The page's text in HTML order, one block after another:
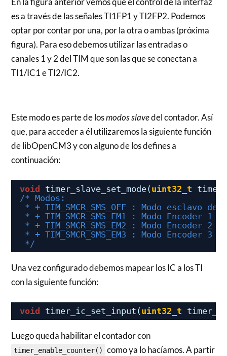
es a través de las señales TI1FP1 y TI2FP2. Podemos
optar por contar por una, por la otra o ambas (próxima
figura). Para eso debemos utilizar las entradas o
canales 1 y 2 del TIM que son las que se conectan a
TI1/IC1 e TI2/IC2.
Este modo es parte de losmodos slavedel contador. Así
que, para acceder a él utilizaremos la siguiente función
de libOpenCM3 y con alguno de los defines a
continuación:
void timer_slave_set_mode( uint32_t
/* Modos:
* + TIM_SMCR_SMS_OFF : Modo esclavo
* + TIM_SMCR_SMS_EM1 : Modo Encoder
* + TIM_SMCR_SMS_EM2 : Modo Encoder
* + TIM_SMCR_SMS_EM3 : Modo Encoder 3
*/
Una vez configurado debemos mapear los IC a los TI
con la siguiente función:
void timer_ic_set_input( uint32_t
Luego queda habilitar el contador con
timer_enable_counter() como ya lo hacíamos. A partir